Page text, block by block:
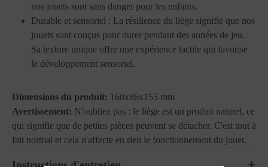
nos jouets sont sans danger pour les enfants.
Durable et sensoriel : La résilience du liège signifie que nos
jouets sont conçus pour durer pendant des années de jeu.
Sa texture unique offre une expérience tactile qui favorise
le développement sensoriel.
Dimensions du produit: 160x86x155 mm
Avertissement: N'oubliez pas : le liège est un produit naturel, ce
qui signifie que de petites pièces peuvent se détacher. C'est tout à
fait normal et cela n'affecte en rien le fonctionnement du jouet.
Instructions d'entretien